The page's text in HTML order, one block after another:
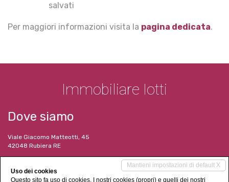
salvati
Per maggiori informazioni visita la pagina dedicata.
Immobiliare Iotti
Dove siamo
Viale Giacomo Matteotti, 45
42048 Rubiera RE
Mantieni impostazioni di default X
Uso dei cookies
Questo sito fa uso di cookies. I nostri cookies (propri) e quelli dei nostri